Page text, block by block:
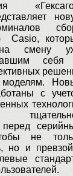
Casio,
смену
с
перед
не
но и